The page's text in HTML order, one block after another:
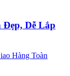
Đẹp, Dễ Lắp